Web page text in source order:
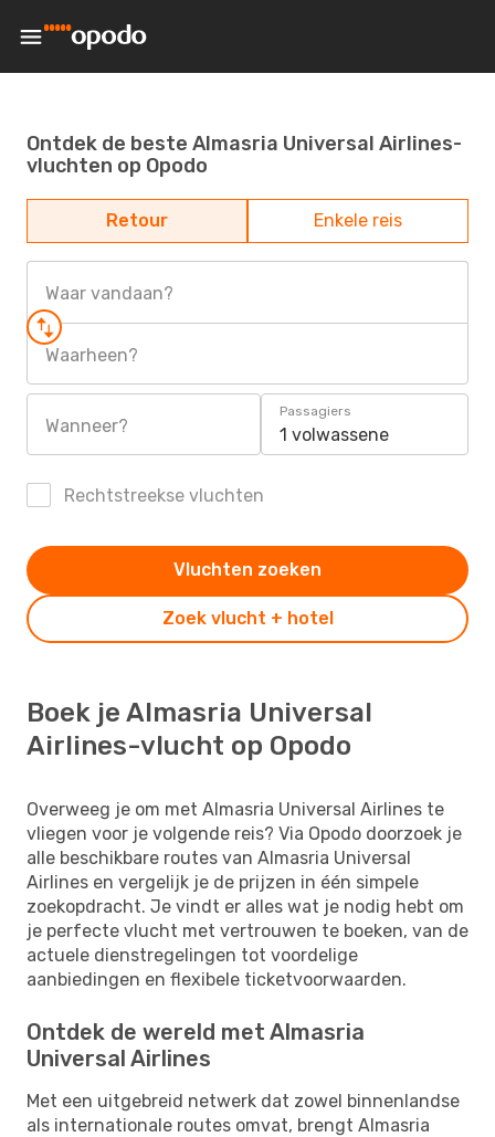
Ontdek de beste Almasria Universal Airlines-
vluchten op Opodo
Retour Enkele reis
Waar vandaan?
Waarheen?
Wanneer?
Passagiers
1 volwassene
Rechtstreekse vluchten
Zoek vlucht + hotel
Vluchten zoeken
Boek je Almasria Universal
Airlines-vlucht op Opodo
Overweeg je om met Almasria Universal Airlines te
vliegen voor je volgende reis? Via Opodo doorzoek je
alle beschikbare routes van Almasria Universal
Airlines en vergelijk je de prijzen in één simpele
zoekopdracht. Je vindt er alles wat je nodig hebt om
je perfecte vlucht met vertrouwen te boeken, van de
actuele dienstregelingen tot voordelige
aanbiedingen en flexibele ticketvoorwaarden.
Ontdek de wereld met Almasria
Universal Airlines
Met een uitgebreid netwerk dat zowel binnenlandse
als internationale routes omvat, brengt Almasria